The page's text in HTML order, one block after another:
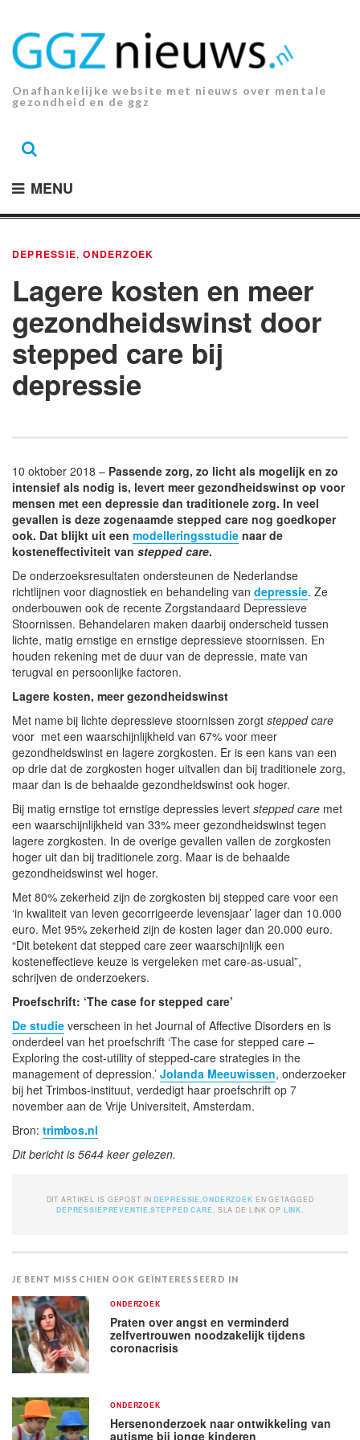
inhoud.
Onafhankelijke website met nieuws over mentale
gezondheid en de ggz
MENU
DEPRESSIE,ONDERZOEK
Lagere kosten en meer
gezondheidswinst door
stepped care bij
depressie
10 oktober 2018 – Passende zorg, zo licht als mogelijk en zo
intensief als nodig is, levert meer gezondheidswinst op voor
mensen met een depressie dan traditionele zorg. In veel
gevallen is deze zogenaamde stepped care nog goedkoper
ook. Dat blijkt uit een modelleringsstudie naar de
kosteneffectiviteit van stepped care.
De onderzoeksresultaten ondersteunen de Nederlandse
richtlijnen voor diagnostiek en behandeling van depressie. Ze
onderbouwen ook de recente Zorgstandaard Depressieve
Stoornissen. Behandelaren maken daarbij onderscheid tussen
lichte, matig ernstige en ernstige depressieve stoornissen. En
houden rekening met de duur van de depressie, mate van
terugval en persoonlijke factoren.
Lagere kosten, meer gezondheidswinst
Met name bij lichte depressieve stoornissen zorgt stepped care
voor met een waarschijnlijkheid van 67% voor meer
gezondheidswinst en lagere zorgkosten. Er is een kans van een
op drie dat de zorgkosten hoger uitvallen dan bij traditionele zorg,
maar dan is de behaalde gezondheidswinst ook hoger.
Bij matig ernstige tot ernstige depressies levert stepped care met
een waarschijnlijkheid van 33% meer gezondheidswinst tegen
lagere zorgkosten. In de overige gevallen vallen de zorgkosten
hoger uit dan bij traditionele zorg. Maar is de behaalde
gezondheidswinst wel hoger.
Met 80% zekerheid zijn de zorgkosten bij stepped care voor een
‘in kwaliteit van leven gecorrigeerde levensjaar’ lager dan 10.000
euro. Met 95% zekerheid zijn de kosten lager dan 20.000 euro.
“Dit betekent dat stepped care zeer waarschijnlijk een
kosteneffectieve keuze is vergeleken met care-as-usual”,
schrijven de onderzoekers.
Proefschrift: ‘The case for stepped care’
De studie verscheen in het Journal of Affective Disorders en is
onderdeel van het proefschrift ‘The case for stepped care –
Exploring the cost-utility of stepped-care strategies in the
management of depression.’ Jolanda Meeuwissen, onderzoeker
bij het Trimbos-instituut, verdedigt haar proefschrift op 7
november aan de Vrije Universiteit, Amsterdam.
Bron: trimbos.nl
Dit bericht is 5644 keer gelezen.
DIT ARTIKEL IS GEPOST INDEPRESSIE ,ONDERZOEK EN GETAGGED
DEPRESSIEPREVENTIE ,STEPPED CARE . SLA DE LINK OP LINK
JE BENT MISSCHIEN OOK GEÏNTERESSEERD IN
ONDERZOEK
Praten over angst en verminderd
zelfvertrouwen noodzakelijk tijdens
coronacrisis
ONDERZOEK
Hersenonderzoek naar ontwikkeling van
autisme bij jonge kinderen